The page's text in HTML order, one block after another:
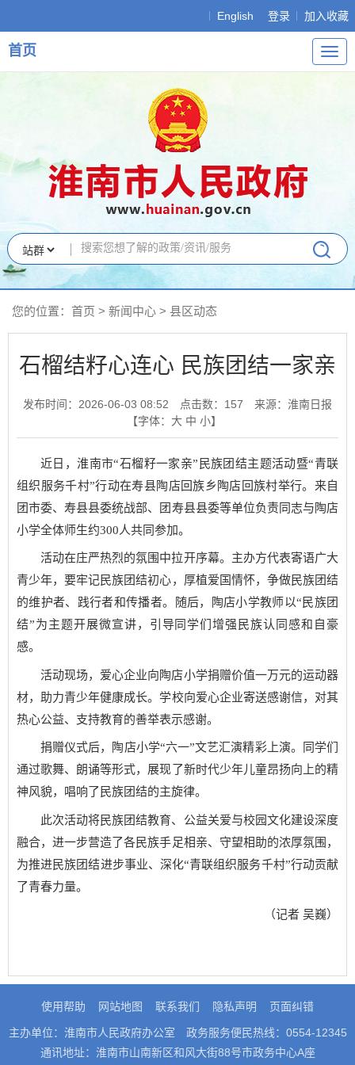
English 登录 加入收藏
导
航
首页
您的位置： 首页 > 新闻中心 > 县区动态
石榴结籽心连心 民族团结一家亲
发布时间：2026-06-03 08:52 点击数： 157
来源：淮南日报
【字体： 大 中 小】
近日，淮南市“石榴籽一家亲”民族团结主题活动暨“青联
组织服务千村”行动在寿县陶店回族乡陶店回族村举行。来自
团市委、寿县县委统战部、团寿县县委等单位负责同志与陶店
小学全体师生约300人共同参加。
活动在庄严热烈的氛围中拉开序幕。主办方代表寄语广大
青少年，要牢记民族团结初心，厚植爱国情怀，争做民族团结
的维护者、践行者和传播者。随后，陶店小学教师以“民族团
结”为主题开展微宣讲，引导同学们增强民族认同感和自豪
感。
活动现场，爱心企业向陶店小学捐赠价值一万元的运动器
材，助力青少年健康成长。学校向爱心企业寄送感谢信，对其
热心公益、支持教育的善举表示感谢。
捐赠仪式后，陶店小学“六一”文艺汇演精彩上演。同学们
通过歌舞、朗诵等形式，展现了新时代少年儿童昂扬向上的精
神风貌，唱响了民族团结的主旋律。
此次活动将民族团结教育、公益关爱与校园文化建设深度
融合，进一步营造了各民族手足相亲、守望相助的浓厚氛围，
为推进民族团结进步事业、深化“青联组织服务千村”行动贡献
了青春力量。
（记者 吴巍）
使用帮助 网站地图 联系我们 隐私声明 页面纠错
主办单位：淮南市人民政府办公室
政务服务便民热线：0554-12345
通讯地址：淮南市山南新区和风大街88号市政务中心A座